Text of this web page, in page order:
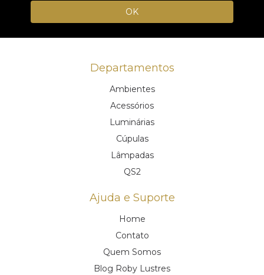
Departamentos
Ambientes
Acessórios
Luminárias
Cúpulas
Lâmpadas
QS2
Ajuda e Suporte
Home
Contato
Quem Somos
Blog Roby Lustres